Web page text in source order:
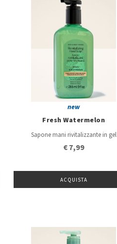
new
Fresh Watermelon
Sapone mani rivitalizzante in gel
€ 7,99
ACQUISTA